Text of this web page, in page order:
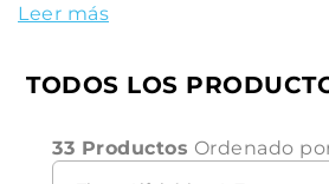
Estas innovadoras
elección ideal para los
precisión, velocidady
Leer más
TODOS LOS
33 Productos Ordenado